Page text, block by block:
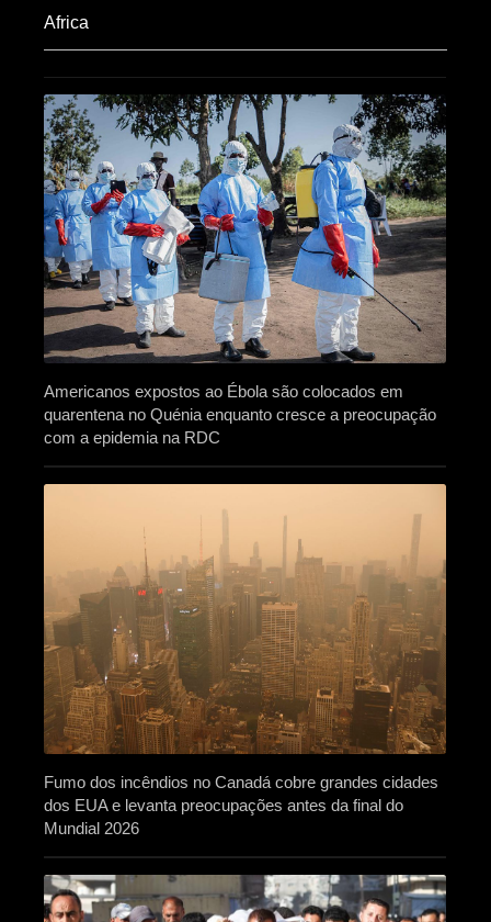
Africa​
Americanos expostos ao Ébola são colocados em
quarentena no Quénia enquanto cresce a preocupação
com a epidemia na RDC
Fumo dos incêndios no Canadá cobre grandes cidades
dos EUA e levanta preocupações antes da final do
Mundial 2026